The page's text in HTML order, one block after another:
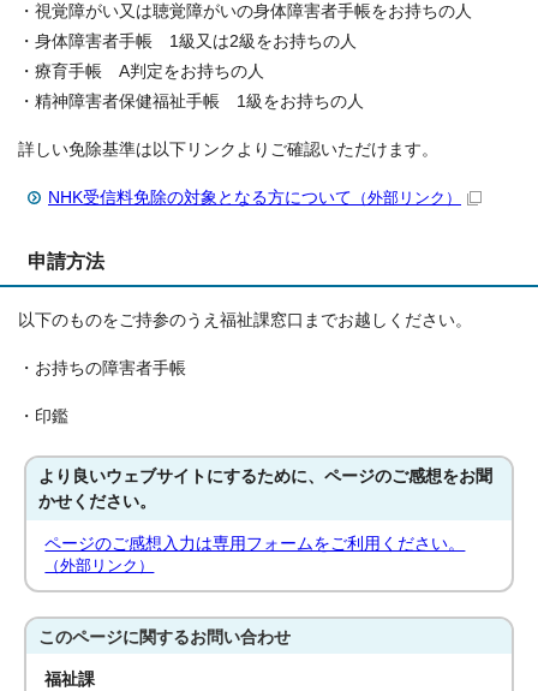
・視覚障がい又は聴覚障がいの身体障害者手帳をお持ちの人
・身体障害者手帳 1級又は2級をお持ちの人
・療育手帳 A判定をお持ちの人
・精神障害者保健福祉手帳 1級をお持ちの人
詳しい免除基準は以下リンクよりご確認いただけます。
NHK受信料免除の対象となる方について （外部リンク）
申請方法
以下のものをご持参のうえ福祉課窓口までお越しください。
・お持ちの障害者手帳
・印鑑
より良いウェブサイトにするために、ページのご感想をお聞
かせください。
ページのご感想入力は専用フォームをご利用ください。
（外部リンク）
このページに関するお問い合わせ
福祉課